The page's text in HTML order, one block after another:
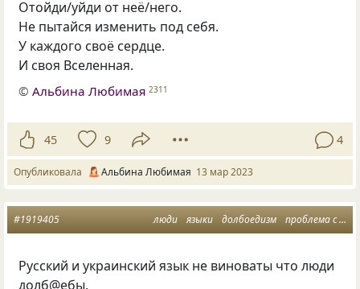
Отойди/уйди от неё/него.
Не пытайся изменить под себя.
У каждого своё сердце.
И своя Вселенная.
©Альбина Любимая 2311
45 9 4
Опубликовала Альбина Любимая 13 мар 2023
люди языки долбоедизм проблема с головой
#1919405
Русский и украинский язык не виноваты что люди
долб@ебы.